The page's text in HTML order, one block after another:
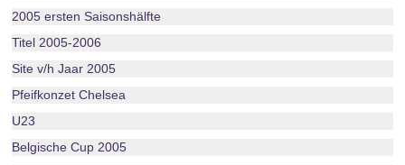
2005 ersten Saisonshälfte
Titel 2005-2006
Site v/h Jaar 2005
Pfeifkonzet Chelsea
U23
Belgische Cup 2005